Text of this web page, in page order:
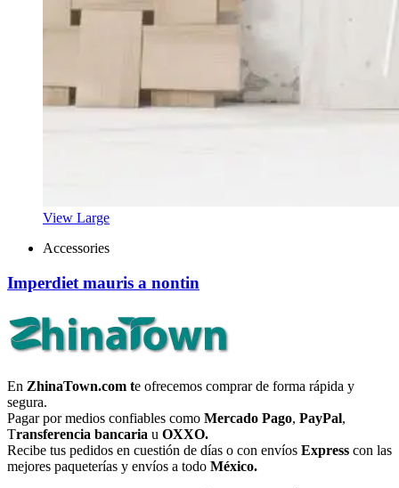
View Large
Accessories
Imperdiet mauris a nontin
En ZhinaTown.com te ofrecemos comprar de forma rápida y
segura.
Pagar por medios confiables como Mercado Pago, PayPal,
Transferencia bancaria u OXXO.
Recibe tus pedidos en cuestión de días o con envíos Express con las
mejores paqueterías y envíos a todo México.